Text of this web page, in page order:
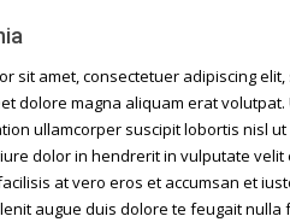
sit amet, consectetuer adipiscing
dolore magna aliquam erat volutpat.
ullamcorper suscipit lobortis nisl
dolor in hendrerit in vulputate
at vero eros et accumsan et
augue duis dolore te feugait nulla